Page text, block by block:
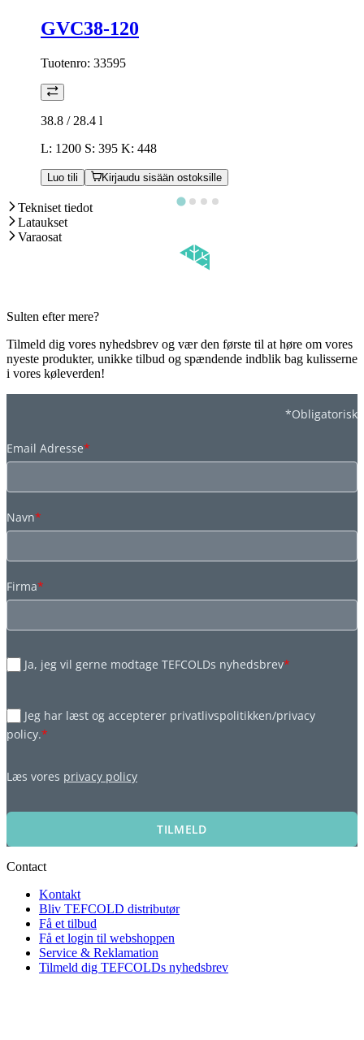
GVC38-120
Tuotenro: 33595
38.8 / 28.4 l
L: 1200 S: 395 K: 448
Luo tili Kirjaudu sisään ostoksille
Tekniset tiedot
Lataukset
Varaosat
Sulten efter mere?
Tilmeld dig vores nyhedsbrev og vær den første til at høre om vores
nyeste produkter, unikke tilbud og spændende indblik bag kulisserne
i vores køleverden!
*Obligatorisk
Email Adresse*
Navn*
Firma*
Ja, jeg vil gerne modtage TEFCOLDs nyhedsbrev*
Jeg har læst og accepterer privatlivspolitikken/privacy
policy.*
Læs vores privacy policy
TILMELD
Contact
Kontakt
Bliv TEFCOLD distributør
Få et tilbud
Få et login til webshoppen
Service & Reklamation
Tilmeld dig TEFCOLDs nyhedsbrev